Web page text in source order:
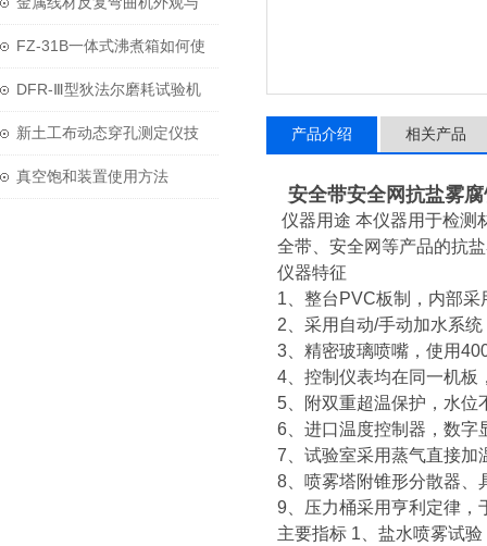
结构
FZ-31B一体式沸煮箱如何使
用与维护？
DFR-Ⅲ型狄法尔磨耗试验机
技术参数
新土工布动态穿孔测定仪技
术参数
真空饱和装置使用方法
产品介绍 相关产品
安全带安全网抗盐雾
仪器用途 本仪器用于检测
全带、安全网等产品的抗
仪器特征
1、整台PVC板制，内部
2、采用自动/手动加水系
3、精密玻璃喷嘴，使用
4、控制仪表均在同一机板
5、附双重超温保护，水
6、进口温度控制器，数
7、试验室采用蒸气直接
8、喷雾塔附锥形分散器
9、压力桶采用亨利定律，
主要指标 1、盐水喷雾试